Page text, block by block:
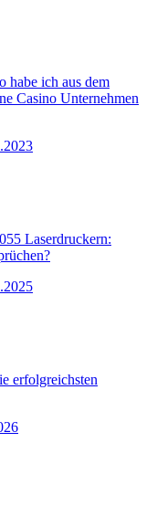
habe ich aus dem
Casino Unternehmen
Laserdruckern:
erfolgreichsten